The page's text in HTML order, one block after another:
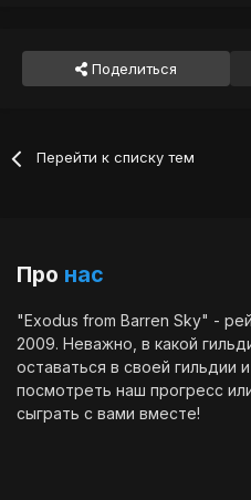
Поделиться
Перейти к списку тем
Про нас
"Exodus from Barren Sky" -
2009. Неважно, в какой
оставаться в своей гильдии
посмотреть наш прогресс
сыграть с вами вместе!